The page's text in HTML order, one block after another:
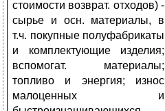
стоимости возврат. отходов) -
сырье и осн. материалы, в
т.ч. покупные полуфабрикаты
и комплектующие изделия;
вспомогат. материалы;
топливо и энергия; износ
малоценных и